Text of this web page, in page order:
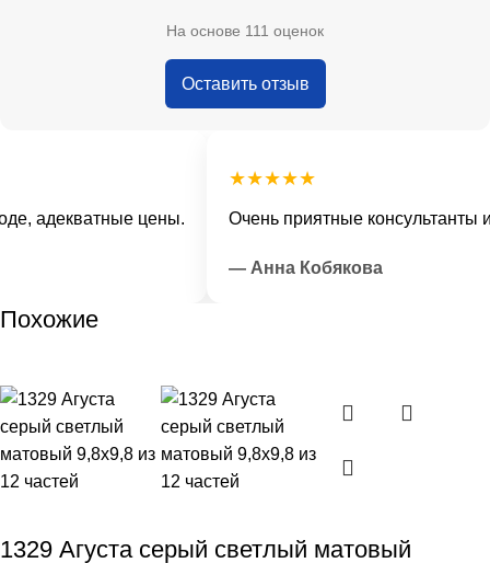
На основе 111 оценок
Оставить отзыв
адекватные цены.
★★★★★
Очень приятные консультанты и
— Анна Кобякова
Похожие
1329 Агуста серый светлый матовый